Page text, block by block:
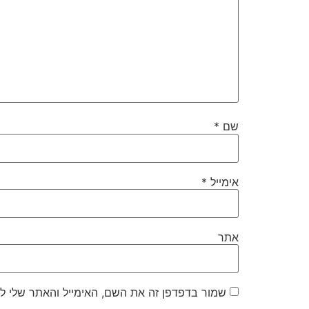
שם *
אימייל *
אתר
שמור בדפדפן זה את השם, האימייל והאתר שלי